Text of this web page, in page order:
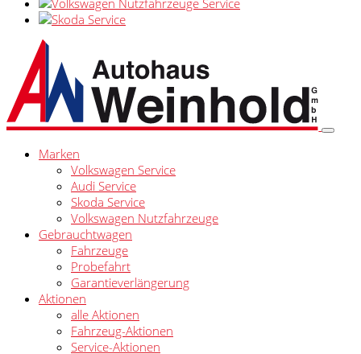
Marken
Volkswagen Service
Audi Service
Skoda Service
Volkswagen Nutzfahrzeuge
Gebrauchtwagen
Fahrzeuge
Probefahrt
Garantieverlängerung
Aktionen
alle Aktionen
Fahrzeug-Aktionen
Service-Aktionen